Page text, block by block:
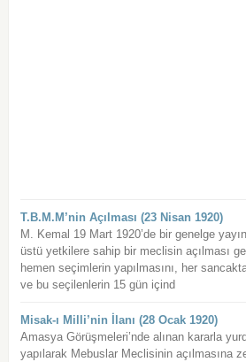
T.B.M.M’nin Açılması (23 Nisan 1920)
M. Kemal 19 Mart 1920’de bir genelge
üstü yetkilere sahip bir meclisin açılması
hemen seçimlerin yapılmasını, her
ve bu seçilenlerin 15 gün içind
Misak-ı Milli’nin İlanı (28 Ocak 1920)
Amasya Görüşmeleri’nde alınan kararla
yapılarak Mebuslar Meclisinin açılmasına